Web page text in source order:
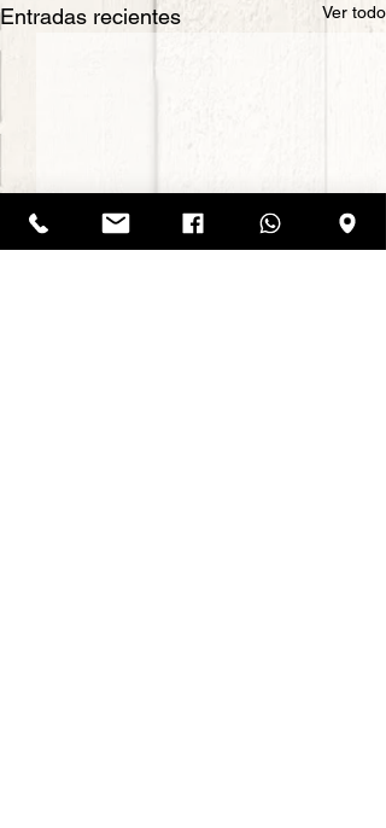
Entradas recientes Ver todo